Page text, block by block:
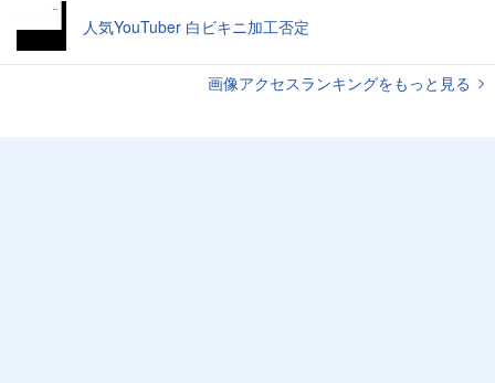
人気YouTuber 白ビキニ加工否定
画像アクセスランキングをもっと見る